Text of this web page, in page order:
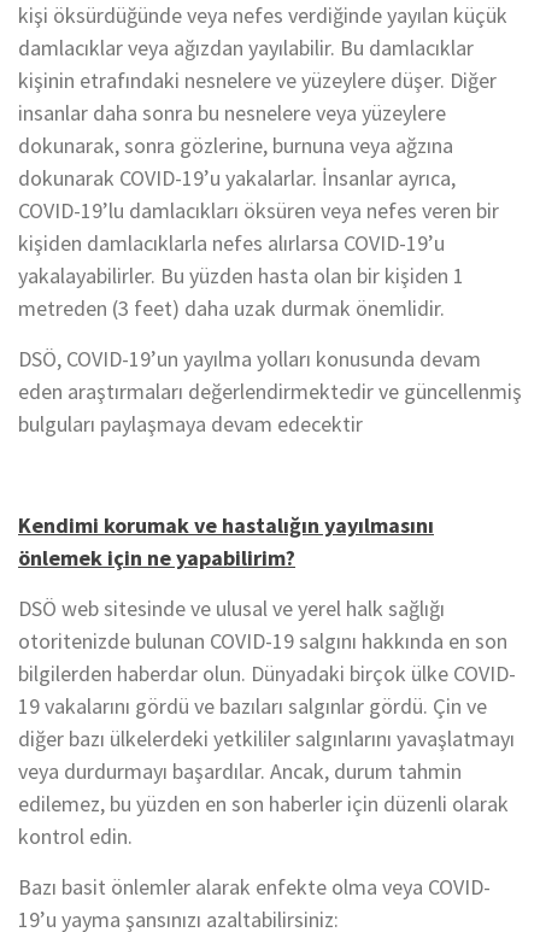
kişi öksürdüğünde veya nefes verdiğinde yayılan küçük
damlacıklar veya ağızdan yayılabilir. Bu damlacıklar
kişinin etrafındaki nesnelere ve yüzeylere düşer. Diğer
insanlar daha sonra bu nesnelere veya yüzeylere
dokunarak, sonra gözlerine, burnuna veya ağzına
dokunarak COVID-19’u yakalarlar. İnsanlar ayrıca,
COVID-19’lu damlacıkları öksüren veya nefes veren bir
kişiden damlacıklarla nefes alırlarsa COVID-19’u
yakalayabilirler. Bu yüzden hasta olan bir kişiden 1
metreden (3 feet) daha uzak durmak önemlidir.
DSÖ, COVID-19’un yayılma yolları konusunda devam
eden araştırmaları değerlendirmektedir ve güncellenmiş
bulguları paylaşmaya devam edecektir
Kendimi korumak ve hastalığın yayılmasını
önlemek için ne yapabilirim?
DSÖ web sitesinde ve ulusal ve yerel halk sağlığı
otoritenizde bulunan COVID-19 salgını hakkında en son
bilgilerden haberdar olun. Dünyadaki birçok ülke COVID-
19 vakalarını gördü ve bazıları salgınlar gördü. Çin ve
diğer bazı ülkelerdeki yetkililer salgınlarını yavaşlatmayı
veya durdurmayı başardılar. Ancak, durum tahmin
edilemez, bu yüzden en son haberler için düzenli olarak
kontrol edin.
Bazı basit önlemler alarak enfekte olma veya COVID-
19’u yayma şansınızı azaltabilirsiniz: